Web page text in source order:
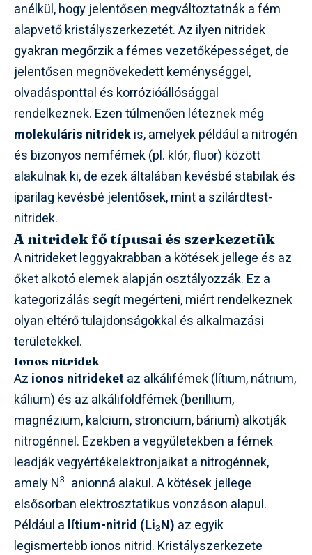
anélkül, hogy jelentősen megváltoztatnák a fém
alapvető kristályszerkezetét. Az ilyen nitridek
gyakran megőrzik a fémes vezetőképességet, de
jelentősen megnövekedett keménységgel,
olvadásponttal és korrózióállósággal
rendelkeznek. Ezen túlmenően léteznek még
molekuláris nitridekis, amelyek például a nitrogén
és bizonyos nemfémek (pl. klór, fluor) között
alakulnak ki, de ezek általában kevésbé stabilak és
iparilag kevésbé jelentősek, mint a szilárdtest-
nitridek.
A nitridek fő típusai és szerkezetük
A nitrideket leggyakrabban a kötések jellege és az
őket alkotó elemek alapján osztályozzák. Ez a
kategorizálás segít megérteni, miért rendelkeznek
olyan eltérő tulajdonságokkal és alkalmazási
területekkel.
Ionos nitridek
Az ionos nitrideket az alkálifémek (lítium, nátrium,
kálium) és az alkáliföldfémek (berillium,
magnézium, kalcium, stroncium, bárium) alkotják
nitrogénnel. Ezekben a vegyületekben a fémek
leadják vegyértékelektronjaikat a nitrogénnek,
amely N3- anionná alakul. A kötések jellege
elsősorban elektrosztatikus vonzáson alapul.
Például a lítium-nitrid (Li3N) az egyik
legismertebb ionos nitrid. Kristályszerkezete